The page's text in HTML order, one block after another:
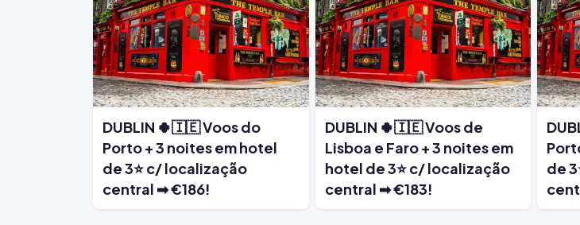
DUBLIN 🍀🇮🇪 Voos do
Porto + 3 noites em hotel
de 3⭐ c/ localização
central ➡ €186!
DUBLIN 🍀🇮🇪 Voos de
Lisboa e Faro + 3 noites em
hotel de 3⭐ c/ localização
central ➡ €183!
de